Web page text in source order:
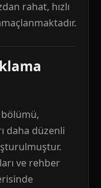
rahat, hızlı
daha düzenli
ve rehber